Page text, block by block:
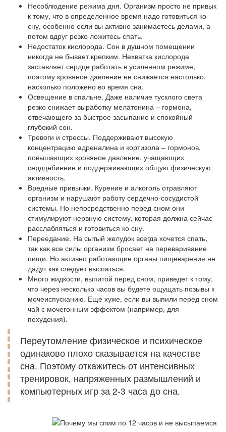
Несоблюдение режима дня. Организм просто не привык
к тому, что в определенное время надо готовиться ко
сну, особенно если вы активно занимаетесь делами, а
потом вдруг резко ложитесь спать.
Недостаток кислорода. Сон в душном помещении
никогда не бывает крепким. Нехватка кислорода
заставляет сердце работать в усиленном режиме,
поэтому кровяное давление не снижается настолько,
насколько положено во время сна.
Освещение в спальне. Даже наличие тусклого света
резко снижает выработку мелатонина – гормона,
отвечающего за быстрое засыпание и спокойный
глубокий сон.
Тревоги и стрессы. Поддерживают высокую
концентрацию адреналина и кортизола – гормонов,
повышающих кровяное давление, учащающих
сердцебиение и поддерживающих общую физическую
активность.
Вредные привычки. Курение и алкоголь отравляют
организм и нарушают работу сердечно-сосудистой
системы. Но непосредственно перед сном они
стимулируют нервную систему, которая должна сейчас
расслабляться и готовиться ко сну.
Переедание. На сытый желудок всегда хочется спать,
так как все силы организм бросает на переваривание
пищи. Но активно работающие органы пищеварения не
дадут как следует выспаться.
Много жидкости, выпитой перед сном, приведет к тому,
что через несколько часов вы будете ощущать позывы к
мочеиспусканию. Еще хуже, если вы выпили перед сном
чай с мочегонным эффектом (например, для
похудения).
Переутомление физическое и психическое
одинаково плохо сказывается на качестве
сна. Поэтому откажитесь от интенсивных
тренировок, напряженных размышлений и
компьютерных игр за 2-3 часа до сна.